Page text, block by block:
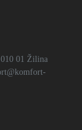
01 Žilina